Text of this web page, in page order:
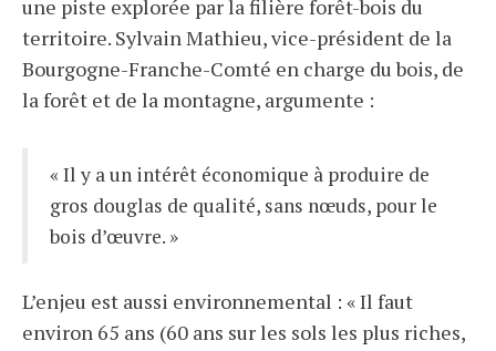
une piste explorée par la filière forêt-bois du
territoire. Sylvain Mathieu, vice-président de la
Bourgogne-Franche-Comté en charge du bois, de
la forêt et de la montagne, argumente :
« Il y a un intérêt économique à produire de
gros douglas de qualité, sans nœuds, pour le
bois d’œuvre. »
L’enjeu est aussi environnemental : « Il faut
environ 65 ans (60 ans sur les sols les plus riches,